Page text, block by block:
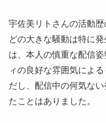
宇佐美リトさんの活動
どの大きな騒動は特に
は、本人の慎重な配信
ィの良好な雰囲気によ
だし、配信中の何気な
たことはありました。